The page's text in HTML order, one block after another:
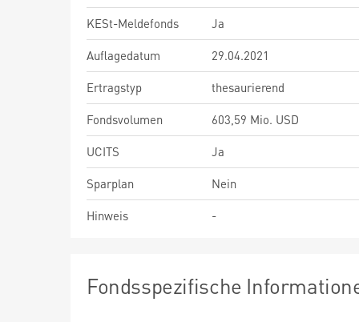
KESt-Meldefonds
Ja
Auflagedatum
29.04.2021
Ertragstyp
thesaurierend
Fondsvolumen
603,59 Mio. USD
UCITS
Ja
Sparplan
Nein
Hinweis
-
Fondsspezifische